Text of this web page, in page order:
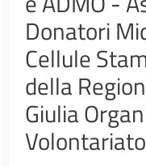
Donatori
Cellule
della
Giulia
Volontariato